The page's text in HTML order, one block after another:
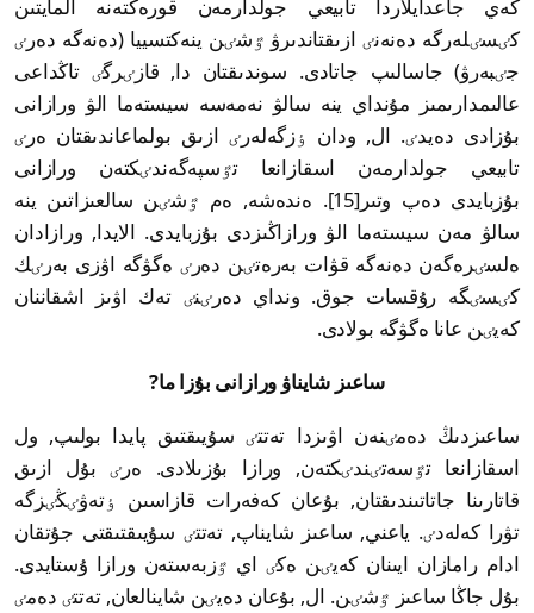
كەي جاعدايلاردا تابيعي جولدارمەن قورەكتەنە المايتىن
كٸسٸلەرگە دەنەنٸ ازىقتاندىرۋ ٷشٸن ينەكتسييا (دەنەگە دەرٸ
جٸبەرۋ) جاسالىپ جاتادى. سوندىقتان دا, قازٸرگٸ تاڭداعى
عالىمدارىمىز مۇنداي ينە سالۋ نەمەسە سيستەما الۋ ورازانى
بۇزادى دەيدٸ. ال, ودان ٶزگەلەرٸ ازىق بولماعاندىقتان ەرٸ
تابيعي جولدارمەن اسقازانعا تٷسپەگەندٸكتەن ورازانى
بۇزبايدى دەپ وتىر[15]. ەندەشە, ەم ٷشٸن سالعىزاتىن ينە
سالۋ مەن سيستەما الۋ ورازاڭىزدى بۇزبايدى. الايدا, ورازادان
ەلسٸرەگەن دەنەگە قۋات بەرەتٸن دەرٸ ەگۋگە اۋزى بەرٸك
كٸسٸگە رۇقسات جوق. ونداي دەرٸنٸ تەك اۋىز اشقاننان
كەيٸن عانا ەگۋگە بولادى.
ساعىز شايناۋ ورازانى بۇزا ما?
ساعىزدىڭ دەمٸنەن اۋىزدا تەتتٸ سۇيىقتىق پايدا بولىپ, ول
اسقازانعا تٷسەتٸندٸكتەن, ورازا بۇزىلادى. ەرٸ بۇل ازىق
قاتارىنا جاتاتىندىقتان, بۇعان كەفەرات قازاسىن ٶتەۋٸڭٸزگە
تۋرا كەلەدٸ. ياعني, ساعىز شايناپ, تەتتٸ سۇيىقتىقتى جۇتقان
ادام رامازان ايىنان كەيٸن ەكٸ اي ٷزبەستەن ورازا ۇستايدى.
بۇل جاڭا ساعىز ٷشٸن. ال, بۇعان دەيٸن شاينالعان, تەتتٸ دەمٸ